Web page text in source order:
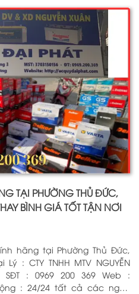
NAI, VARTA, DELKOR,
Tell: 0969 200 369
TẠI PHƯỜNG THỦ ĐỨC,
BÌNH GIÁ TỐT TẬN NƠI
hãng tại Phường Thủ Đức,
Web :
: 24/24 tất cả các ngày